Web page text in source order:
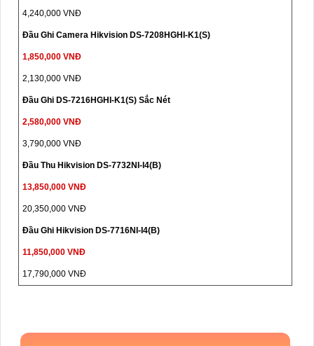
4,240,000 VNĐ
Đầu Ghi Camera Hikvision DS-7208HGHI-K1(S)
1,850,000 VNĐ
2,130,000 VNĐ
Đầu Ghi DS-7216HGHI-K1(S) Sắc Nét
2,580,000 VNĐ
3,790,000 VNĐ
Đầu Thu Hikvision DS-7732NI-I4(B)
13,850,000 VNĐ
20,350,000 VNĐ
Đầu Ghi Hikvision DS-7716NI-I4(B)
11,850,000 VNĐ
17,790,000 VNĐ